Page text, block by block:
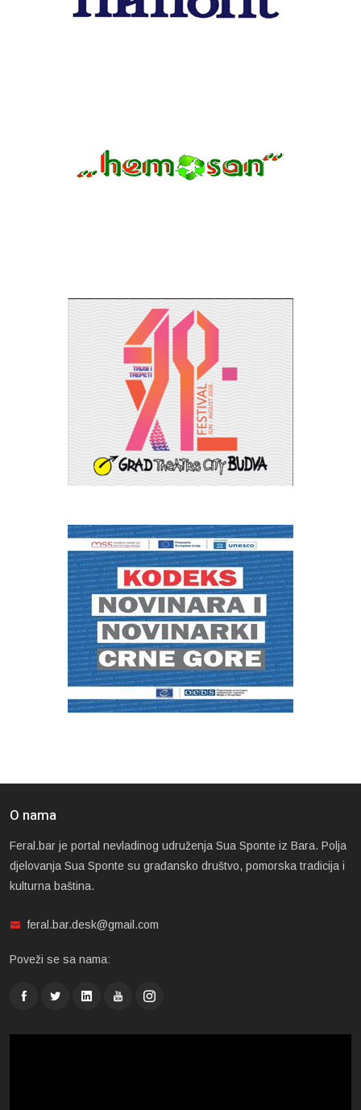
O nama
Feral.bar je portal nevladinog udruženja Sua Sponte iz Bara. Polja
djelovanja Sua Sponte su građansko društvo, pomorska tradicija i
kulturna baština.
feral.bar.desk@gmail.com
Poveži se sa nama: